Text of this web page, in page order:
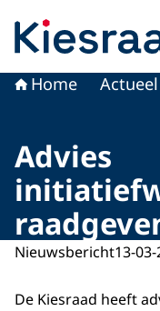
Home Actueel
Advies
Nieuwsbericht13-
De Kiesraad heeft